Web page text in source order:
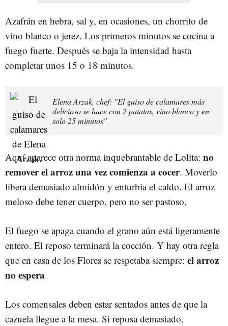
Azafrán en hebra, sal y, en ocasiones, un chorrito de
vino blanco o jerez. Los primeros minutos se cocina a
fuego fuerte. Después se baja la intensidad hasta
completar unos 15 o 18 minutos.
Elena Arzak, chef: "El guiso de calamares más
delicioso se hace con 2 patatas, vino blanco y en
solo 25 minutos"
Aquí aparece otra norma inquebrantable de Lolita: no
remover el arroz una vez comienza a cocer. Moverlo
libera demasiado almidón y enturbia el caldo. El arroz
meloso debe tener cuerpo, pero no ser pastoso.
El fuego se apaga cuando el grano aún está ligeramente
entero. El reposo terminará la cocción. Y hay otra regla
que en casa de los Flores se respetaba siempre: el arroz
no espera.
Los comensales deben estar sentados antes de que la
cazuela llegue a la mesa. Si reposa demasiado,